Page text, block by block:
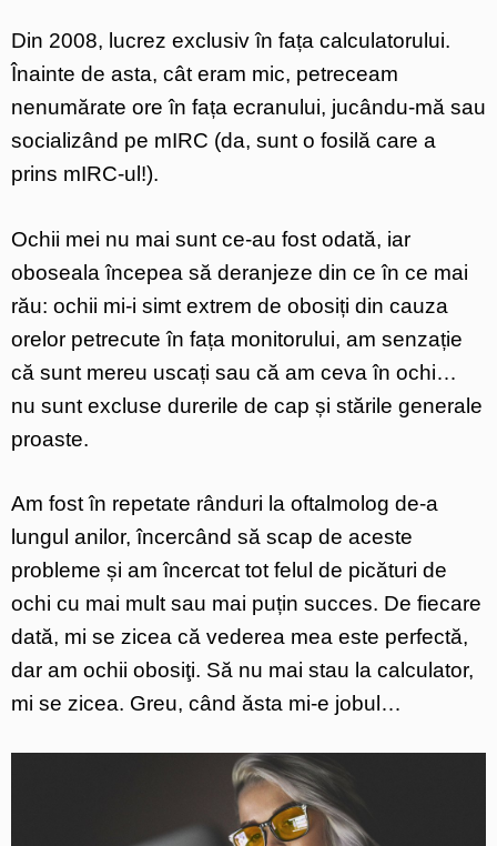
Din 2008, lucrez exclusiv în fața calculatorului.
Înainte de asta, cât eram mic, petreceam
nenumărate ore în fața ecranului, jucându-mă sau
socializând pe mIRC (da, sunt o fosilă care a
prins mIRC-ul!).
Ochii mei nu mai sunt ce-au fost odată, iar
oboseala începea să deranjeze din ce în ce mai
rău: ochii mi-i simt extrem de obosiți din cauza
orelor petrecute în fața monitorului, am senzație
că sunt mereu uscați sau că am ceva în ochi…
nu sunt excluse durerile de cap și stările generale
proaste.
Am fost în repetate rânduri la oftalmolog de-a
lungul anilor, încercând să scap de aceste
probleme și am încercat tot felul de picături de
ochi cu mai mult sau mai puțin succes. De fiecare
dată, mi se zicea că vederea mea este perfectă,
dar am ochii obosiţi. Să nu mai stau la calculator,
mi se zicea. Greu, când ăsta mi-e jobul…